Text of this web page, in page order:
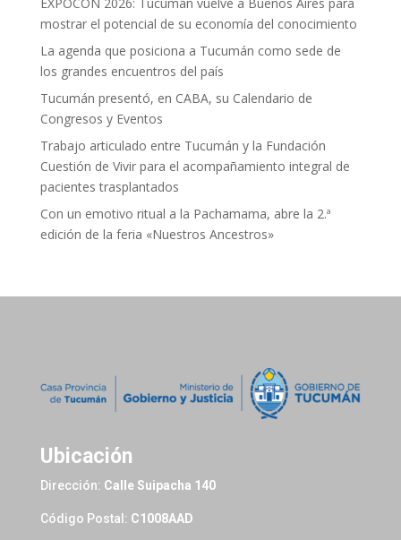
mostrar el potencial de su economía del conocimiento
La agenda que posiciona a Tucumán como sede de
los grandes encuentros del país
Tucumán presentó, en CABA, su Calendario de
Congresos y Eventos
Trabajo articulado entre Tucumán y la Fundación
Cuestión de Vivir para el acompañamiento integral de
pacientes trasplantados
Con un emotivo ritual a la Pachamama, abre la 2.ª
edición de la feria «Nuestros Ancestros»
Ubicación
Dirección: Calle Suipacha 140
Código Postal: C1008AAD